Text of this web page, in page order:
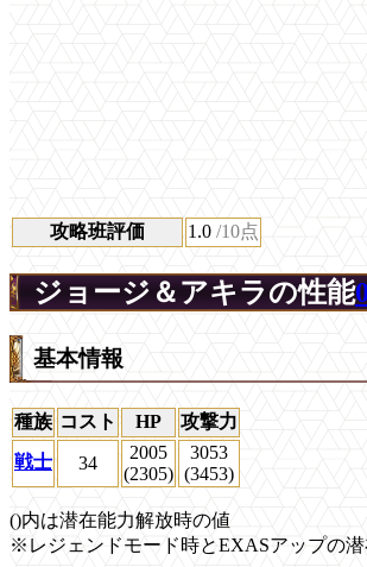
攻略班評価 1.0 /10点
ジョージ＆アキラの性能0
基本情報
種族 コスト HP
攻撃力
戦士
34
2005
(2305)
3053
(3453)
()内は潜在能力解放時の値
※レジェンドモード時とEXASアップの潜